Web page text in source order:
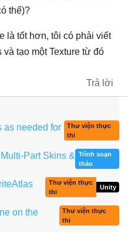
thể)?
là tốt hơn, tôi có phải viết
và tạo một Texture từ đó
Trả lời
as needed for
Thư viện thực
thi
Part Skins & Trình soạn
thảo
Thư viện thực
thi
Unity
on the
Thư viện thực
thi